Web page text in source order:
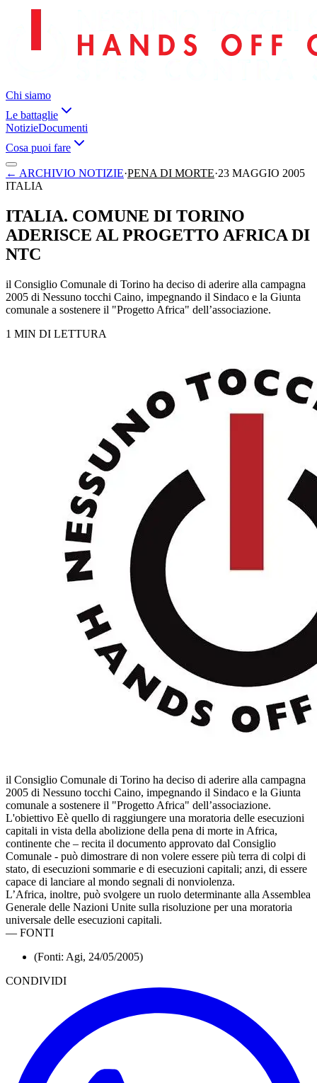
Chi siamo
Le battaglie
NotizieDocumenti
Cosa puoi fare
← ARCHIVIO NOTIZIE·PENA DI MORTE·23 MAGGIO 2005
ITALIA
ITALIA. COMUNE DI TORINO
ADERISCE AL PROGETTO AFRICA DI
NTC
il Consiglio Comunale di Torino ha deciso di aderire alla campagna
2005 di Nessuno tocchi Caino, impegnando il Sindaco e la Giunta
comunale a sostenere il "Progetto Africa" dell’associazione.
1 MIN DI LETTURA
il Consiglio Comunale di Torino ha deciso di aderire alla campagna
2005 di Nessuno tocchi Caino, impegnando il Sindaco e la Giunta
comunale a sostenere il "Progetto Africa" dell’associazione.
L'obiettivo Eè quello di raggiungere una moratoria delle esecuzioni
capitali in vista della abolizione della pena di morte in Africa,
continente che – recita il documento approvato dal Consiglio
Comunale - può dimostrare di non volere essere più terra di colpi di
stato, di esecuzioni sommarie e di esecuzioni capitali; anzi, di essere
capace di lanciare al mondo segnali di nonviolenza.
L’Africa, inoltre, può svolgere un ruolo determinante alla Assemblea
Generale delle Nazioni Unite sulla risoluzione per una moratoria
universale delle esecuzioni capitali.
— FONTI
(Fonti: Agi, 24/05/2005)
CONDIVIDI